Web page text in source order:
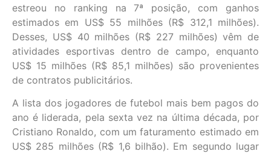
estreou no ranking na 7ª posição, com ganhos
estimados em US$ 55 milhões (R$ 312,1 milhões).
Desses, US$ 40 milhões (R$ 227 milhões) vêm de
atividades esportivas dentro de campo, enquanto
US$ 15 milhões (R$ 85,1 milhões) são provenientes
de contratos publicitários.
A lista dos jogadores de futebol mais bem pagos do
ano é liderada, pela sexta vez na última década, por
Cristiano Ronaldo, com um faturamento estimado em
US$ 285 milhões (R$ 1,6 bilhão). Em segundo lugar